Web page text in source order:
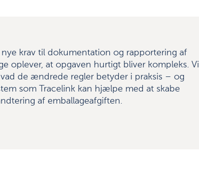
krav til dokumentation og rapportering af
oplever, at opgaven hurtigt bliver kompleks. Vi
de ændrede regler betyder i praksis – og
som Tracelink kan hjælpe med at skabe
af emballageafgiften.